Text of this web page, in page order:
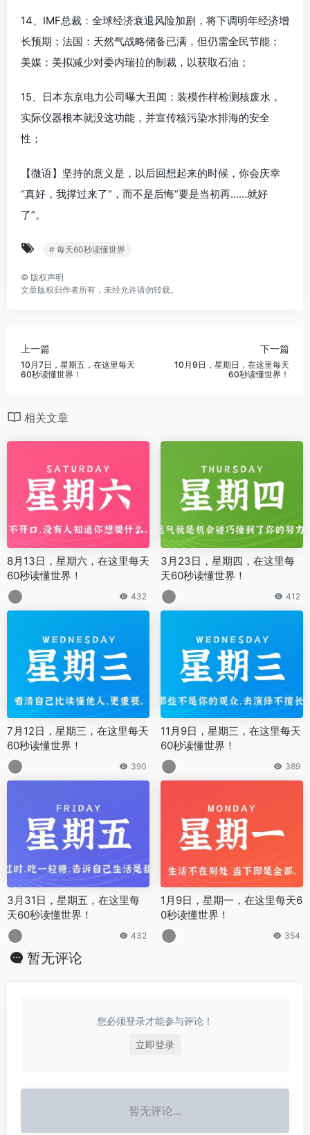
14、IMF总裁：全球经济衰退风险加剧，将下调明年经济增
长预期；法国：天然气战略储备已满，但仍需全民节能；
美媒：美拟减少对委内瑞拉的制裁，以获取石油；
15、日本东京电力公司曝大丑闻：装模作样检测核废水，
实际仪器根本就没这功能，并宣传核污染水排海的安全
性；
【微语】坚持的意义是，以后回想起来的时候，你会庆幸
“真好，我撑过来了”，而不是后悔“要是当初再……就好
了”。
# 每天60秒读懂世界
© 版权声明
文章版权归作者所有，未经允许请勿转载。
上一篇
10月7日，星期五，在这里每天
60秒读懂世界！
下一篇
10月9日，星期日，在这里每天
60秒读懂世界！
相关文章
8月13日，星期六，在这里每天
60秒读懂世界！
432
3月23日，星期四，在这里每
天60秒读懂世界！
412
7月12日，星期三，在这里每天
60秒读懂世界！
390
11月9日，星期三，在这里每天
60秒读懂世界！
389
3月31日，星期五，在这里每
天60秒读懂世界！
432
1月9日，星期一，在这里每天6
0秒读懂世界！
354
暂无评论
您必须登录才能参与评论！
立即登录
暂无评论...